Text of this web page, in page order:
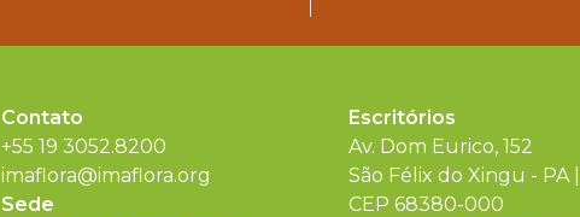
Contato
+55 19 3052.8200
imaflora@imaflora.org
Sede
Escritórios
Av. Dom Eurico, 152
São Félix do Xingu - PA |
CEP 68380-000